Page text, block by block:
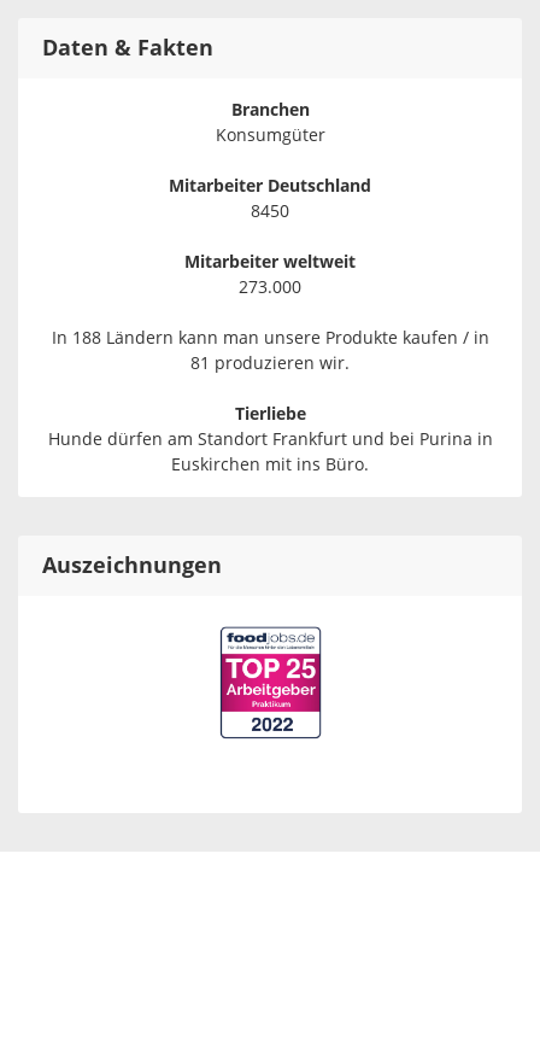
Daten & Fakten
Branchen
Konsumgüter
Mitarbeiter Deutschland
8450
Mitarbeiter weltweit
273.000
In 188 Ländern kann man unsere Produkte kaufen / in
81 produzieren wir.
Tierliebe
Hunde dürfen am Standort Frankfurt und bei Purina in
Euskirchen mit ins Büro.
Auszeichnungen